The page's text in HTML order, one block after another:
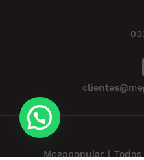
Megapopular |